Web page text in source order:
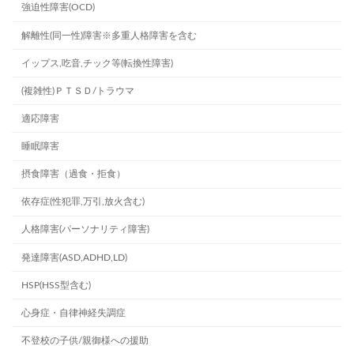
強迫性障害(OCD)
解離性(同一性)障害※多重人格障害を含む
イップス,吃音,チック等(転換性障害)
(複雑性)ＰＴＳＤ/トラウマ
適応障害
睡眠障害
摂食障害（過食・拒食）
依存症(性犯罪,万引,放火含む)
人格障害(パーソナリティ障害)
発達障害(ASD,ADHD,LD)
HSP(HSS型含む)
心身症・自律神経失調症
不登校の子供/親御様への援助